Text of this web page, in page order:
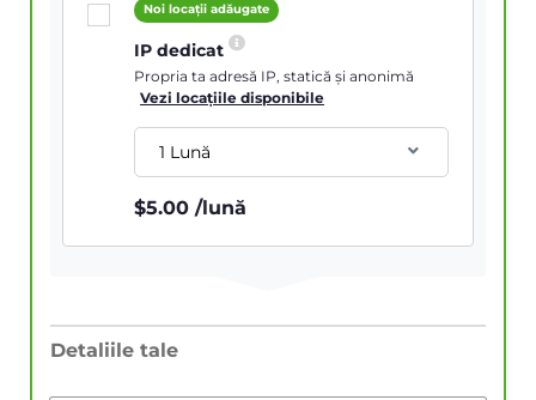
Noi locații adăugate
IP dedicat
Propria ta adresă IP, statică și anonimă
Vezi locațiile disponibile
1 Lună
$5.00 /lună
Detaliile tale